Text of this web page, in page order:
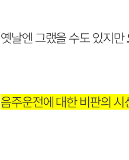
옛날엔 그랬을 수도 있지만
음주운전에 대한 비판의 시